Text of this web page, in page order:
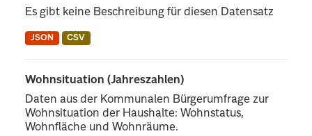
Es gibt keine Beschreibung für diesen Datensatz
JSON CSV
Wohnsituation (Jahreszahlen)
Daten aus der Kommunalen Bürgerumfrage zur
Wohnsituation der Haushalte: Wohnstatus,
Wohnfläche und Wohnräume.